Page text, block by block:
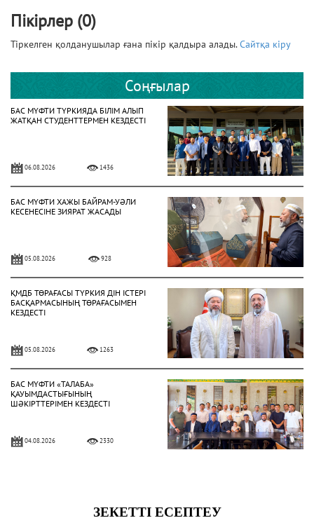
Пікірлер (0)
Тіркелген қолданушылар ғана пікір қалдыра алады.Сайтқа кіру
Соңғылар
БАС МҮФТИ ТҮРКИЯДА БІЛІМ АЛЫП
ЖАТҚАН СТУДЕНТТЕРМЕН КЕЗДЕСТІ
06.08.2026 1436
БАС МҮФТИ ХАЖЫ БАЙРАМ-УӘЛИ
КЕСЕНЕСІНЕ ЗИЯРАТ ЖАСАДЫ
05.08.2026 928
ҚМДБ ТӨРАҒАСЫ ТҮРКИЯ ДІН ІСТЕРІ
БАСҚАРМАСЫНЫҢ ТӨРАҒАСЫМЕН
КЕЗДЕСТІ
05.08.2026 1263
БАС МҮФТИ «ТАЛАБА»
ҚАУЫМДАСТЫҒЫНЫҢ
ШӘКІРТТЕРІМЕН КЕЗДЕСТІ
04.08.2026 2330